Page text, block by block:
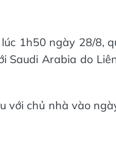
1h50 ngày 28/8,
Saudi Arabia do
chủ nhà vào